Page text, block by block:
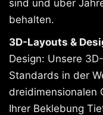
sind und über
behalten.
3D-Layouts &
Design: Unsere
Standards in der
dreidimensionalen
Ihrer Beklebung